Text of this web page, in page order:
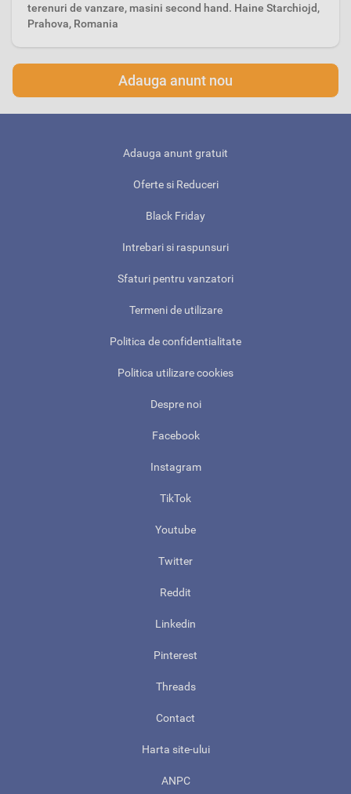
terenuri de vanzare, masini second hand. Haine Starchiojd,
Prahova, Romania
Adauga anunt nou
Adauga anunt gratuit
Oferte si Reduceri
Black Friday
Intrebari si raspunsuri
Sfaturi pentru vanzatori
Termeni de utilizare
Politica de confidentialitate
Politica utilizare cookies
Despre noi
Facebook
Instagram
TikTok
Youtube
Twitter
Reddit
Linkedin
Pinterest
Threads
Contact
Harta site-ului
ANPC